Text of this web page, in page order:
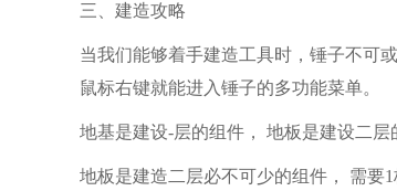
三、建造攻略
当我们能够着手建造工具时，锤子不可
鼠标右键就能进入锤子的多功能菜单。
地基是建设-层的组件， 地板是建设二层
地板是建造二层必不可少的组件， 需要1